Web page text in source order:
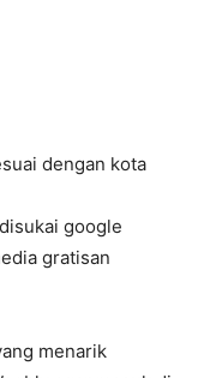
dengan kota
google
gratisan
menarik